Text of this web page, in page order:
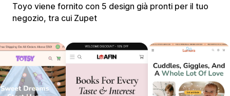
Toyo viene fornito con 5 design già pronti per il tuo
negozio, tra cui Zupet